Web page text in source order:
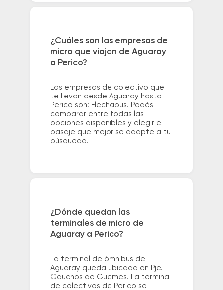
¿Cuáles son las empresas de
micro que viajan de Aguaray
a Perico?
Las empresas de colectivo que
te llevan desde Aguaray hasta
Perico son: Flechabus. Podés
comparar entre todas las
opciones disponibles y elegir el
pasaje que mejor se adapte a tu
búsqueda.
¿Dónde quedan las
terminales de micro de
Aguaray a Perico?
La terminal de ómnibus de
Aguaray queda ubicada en Pje.
Gauchos de Guemes. La terminal
de colectivos de Perico se